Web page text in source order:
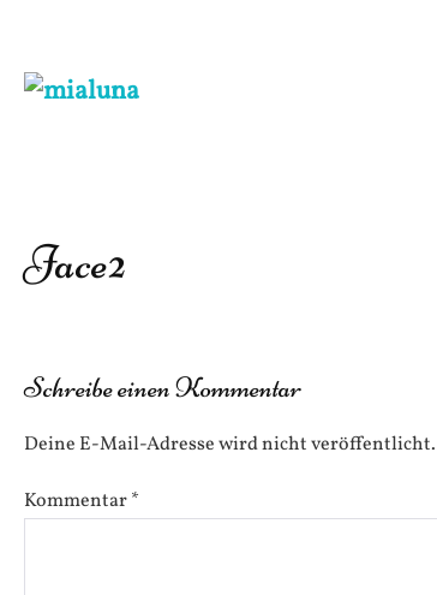
springen
Jace2
Schreibe einen Kommentar
Deine E-Mail-Adresse wird nicht veröffentlicht.
Kommentar*